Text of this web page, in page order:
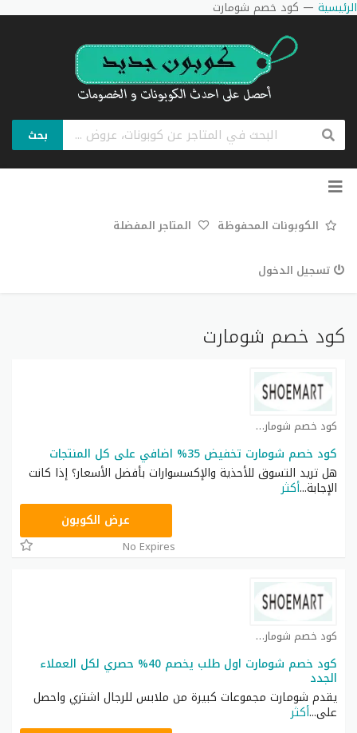
الرئيسية — كود خصم شومارت
بحث
تخطي
الكوبونات المحفوظة المتاجر المفضلة
تسجيل الدخول
كود خصم شومارت
كود خصم شومارت كوبون
كود خصم شومارت تخفيض 35% اضافي على كل المنتجات
هل تريد التسوق للأحذية والإكسسوارات بأفضل الأسعار؟ إذا كانت
الإجابة...أكثر
ASMARعرض الكوبون
No Expires
كود خصم شومارت كوبون
كود خصم شومارت اول طلب يخصم 40% حصري لكل العملاء
الجدد
يقدم شومارت مجموعات كبيرة من ملابس للرجال اشتري واحصل
على...أكثر